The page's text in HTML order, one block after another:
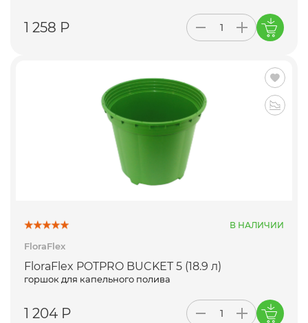
1 258 Р
В НАЛИЧИИ
FloraFlex
FloraFlex POTPRO BUCKET 5 (18.9 л)
горшок для капельного полива
1 204 Р